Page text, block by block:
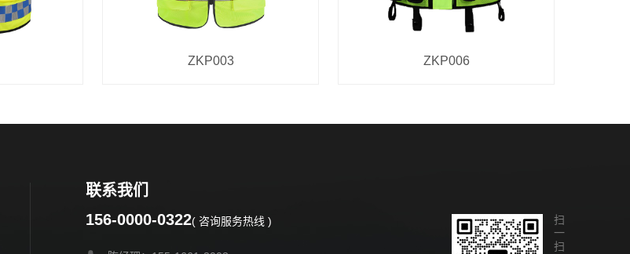
ZKP003 ZKP006
联系我们
156-0000-0322( 咨询服务热线 )